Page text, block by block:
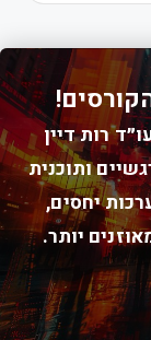
רות דיין
ותוכנית
יחסים,
יותר.